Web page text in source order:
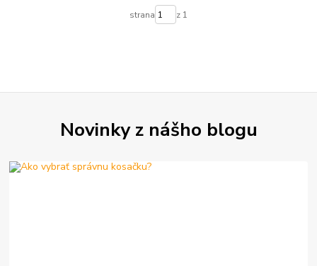
strana z 1
Novinky z nášho blogu